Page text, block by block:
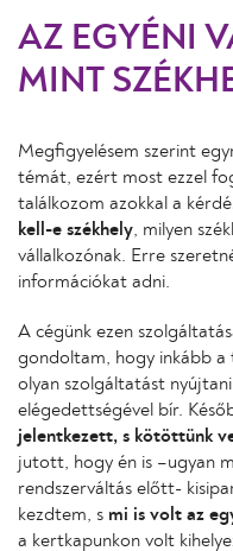
AZ EGYÉNI
MINT
Megfigyelésem szerint
témát, ezért most ezzel
találkozom azokkal a
kell-e székhely , milyen
vállalkozónak. Erre
információkat adni.
A cégünk ezen
gondoltam, hogy inkább a
olyan szolgáltatást
elégedettségével bír.
jelentkezett, s kötöttünk
jutott, hogy én is –ugyan
rendszerváltás előtt-
kezdtem, s mi is volt az
a kertkapunkon volt